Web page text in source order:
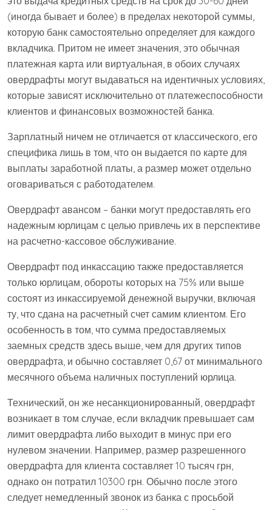
(иногда бывает и более) в пределах некоторой суммы,
которую банк самостоятельно определяет для каждого
вкладчика. Притом не имеет значения, это обычная
платежная карта или виртуальная, в обоих случаях
овердрафты могут выдаваться на идентичных условиях,
которые зависят исключительно от платежеспособности
клиентов и финансовых возможностей банка.
Зарплатный ничем не отличается от классического, его
специфика лишь в том, что он выдается по карте для
выплаты заработной платы, а размер может отдельно
оговариваться с работодателем.
Овердрафт авансом – банки могут предоставлять его
надежным юрлицам с целью привлечь их в перспективе
на расчетно-кассовое обслуживание.
Овердрафт под инкассацию также предоставляется
только юрлицам, обороты которых на 75% или выше
состоят из инкассируемой денежной выручки, включая
ту, что сдана на расчетный счет самим клиентом. Его
особенность в том, что сумма предоставляемых
заемных средств здесь выше, чем для других типов
овердрафта, и обычно составляет 0,67 от минимального
месячного объема наличных поступлений юрлица.
Технический, он же несанкционированный, овердрафт
возникает в том случае, если вкладчик превышает сам
лимит овердрафта либо выходит в минус при его
нулевом значении. Например, размер разрешенного
овердрафта для клиента составляет 10 тысяч грн,
однако он потратил 10300 грн. Обычно после этого
следует немедленный звонок из банка с просьбой